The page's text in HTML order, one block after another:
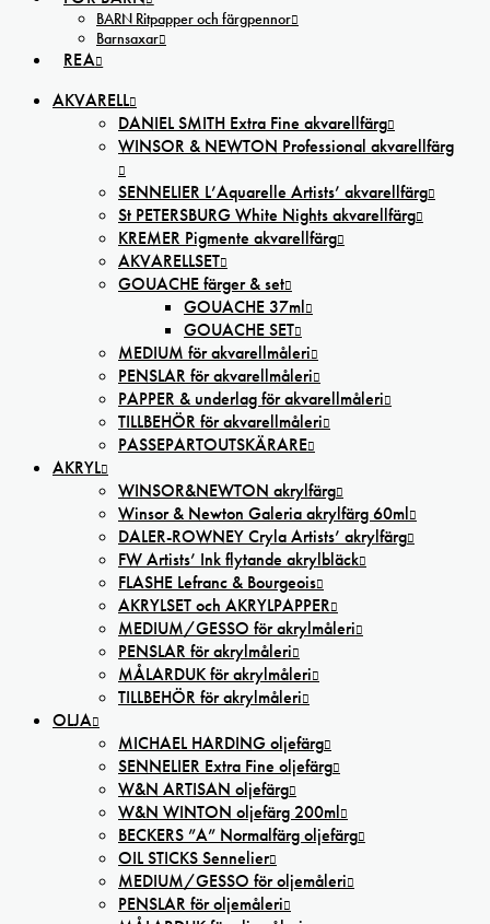
BARN Ritpapper och färgpennor
Barnsaxar
REA
AKVARELL
DANIEL SMITH Extra Fine akvarellfärg
WINSOR & NEWTON Professional akvarellfärg
SENNELIER L’Aquarelle Artists’ akvarellfärg
St PETERSBURG White Nights akvarellfärg
KREMER Pigmente akvarellfärg
AKVARELLSET
GOUACHE färger & set
GOUACHE 37ml
GOUACHE SET
MEDIUM för akvarellmåleri
PENSLAR för akvarellmåleri
PAPPER & underlag för akvarellmåleri
TILLBEHÖR för akvarellmåleri
PASSEPARTOUTSKÄRARE
AKRYL
WINSOR&NEWTON akrylfärg
Winsor & Newton Galeria akrylfärg 60ml
DALER-ROWNEY Cryla Artists’ akrylfärg
FW Artists’ Ink flytande akrylbläck
FLASHE Lefranc & Bourgeois
AKRYLSET och AKRYLPAPPER
MEDIUM/GESSO för akrylmåleri
PENSLAR för akrylmåleri
MÅLARDUK för akrylmåleri
TILLBEHÖR för akrylmåleri
OLJA
MICHAEL HARDING oljefärg
SENNELIER Extra Fine oljefärg
W&N ARTISAN oljefärg
W&N WINTON oljefärg 200ml
BECKERS ”A” Normalfärg oljefärg
OIL STICKS Sennelier
MEDIUM/GESSO för oljemåleri
PENSLAR för oljemåleri